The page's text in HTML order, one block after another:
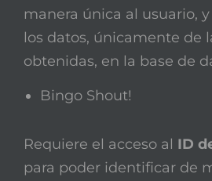
manera única al usuario,
los datos, únicamente de
obtenidas, en la base de
Bingo Shout!
Requiere el acceso al ID
para poder identificar de